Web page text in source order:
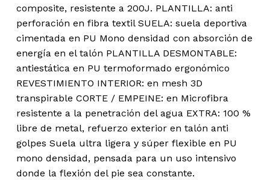
composite, resistente a 200J. PLANTILLA: anti
perforación en fibra textil SUELA: suela deportiva
cimentada en PU Mono densidad con absorción de
energía en el talón PLANTILLA DESMONTABLE:
antiestática en PU termoformado ergonómico
REVESTIMIENTO INTERIOR: en mesh 3D
transpirable CORTE / EMPEINE: en Microfibra
resistente a la penetración del agua EXTRA: 100 %
libre de metal, refuerzo exterior en talón anti
golpes Suela ultra ligera y súper flexible en PU
mono densidad, pensada para un uso intensivo
donde la flexión del pie sea constante.